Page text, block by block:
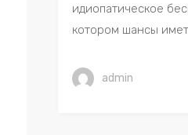
идиопатическое
котором шансы
admin